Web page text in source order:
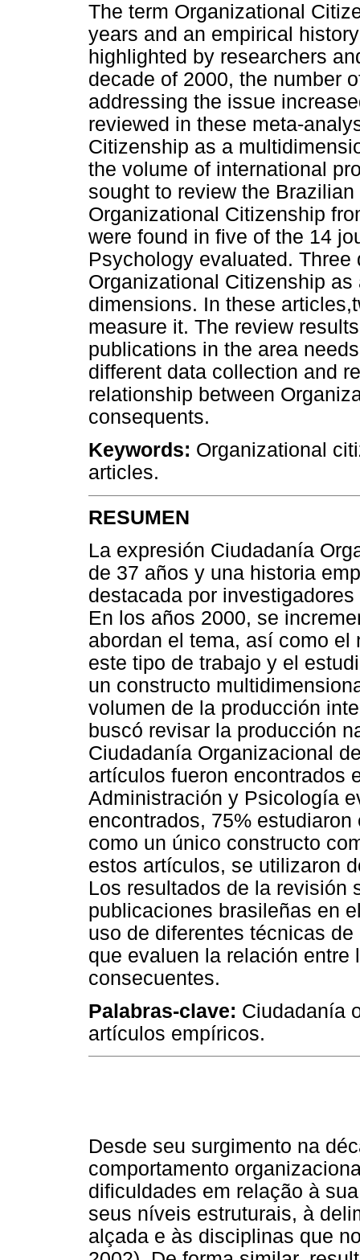
The term Organizational
years and an empirical
highlighted by researchers
decade of 2000, the number
addressing the issue
reviewed in these meta-
Citizenship as a
the volume of international
sought to review the
Organizational Citizenship
were found in five of the 14
Psychology evaluated.
Organizational Citizenship
dimensions. In these
measure it. The review
publications in the area
different data collection and
relationship between
consequents.
Keywords: Organizational
articles.
RESUMEN
La expresión Ciudadanía
de 37 años y una historia
destacada por
En los años 2000, se
abordan el tema, así como
este tipo de trabajo y el
un constructo
volumen de la producción
buscó revisar la producción
Ciudadanía Organizacional
artículos fueron encontrados
Administración y Psicología
encontrados, 75%
como un único constructo
estos artículos, se utilizaron
Los resultados de la revisión
publicaciones brasileñas en
uso de diferentes técnicas
que evaluen la relación
consecuentes.
Palabras-clave: Ciudadanía
artículos empíricos.
Desde seu surgimento na
comportamento
dificuldades em relação à
seus níveis estruturais, à
alçada e às disciplinas que